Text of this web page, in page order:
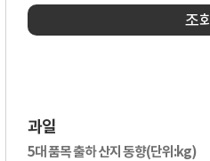
조회
과일
5대 품목 출하 산지 동향(단위:kg)